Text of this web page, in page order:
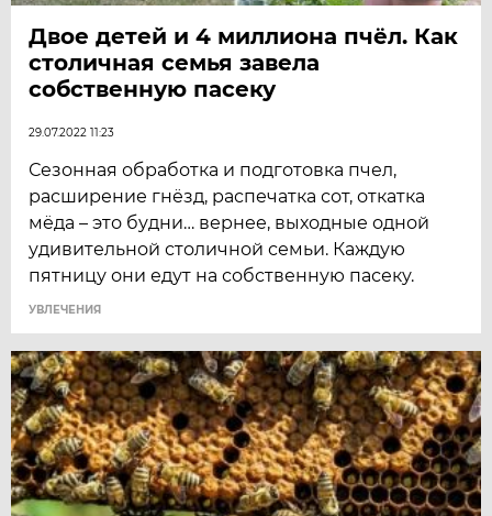
Двое детей и 4 миллиона пчёл. Как
столичная семья завела
собственную пасеку
29.07.2022 11:23
​Сезонная обработка и подготовка пчел,
расширение гнёзд, распечатка сот, откатка
мёда – это будни… вернее, выходные одной
удивительной столичной семьи. Каждую
пятницу они едут на собственную пасеку.
УВЛЕЧЕНИЯ